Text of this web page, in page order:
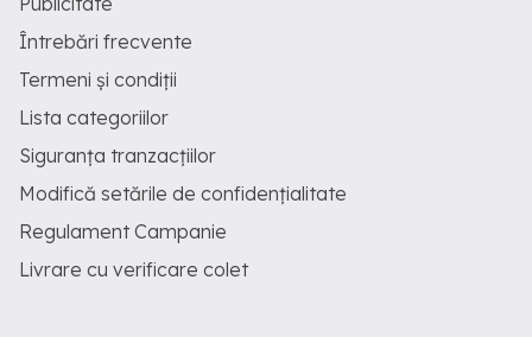
Întrebări frecvente
Termeni și condiții
Lista categoriilor
Siguranța tranzacțiilor
Modifică setările de confidențialitate
Regulament Campanie
Livrare cu verificare colet